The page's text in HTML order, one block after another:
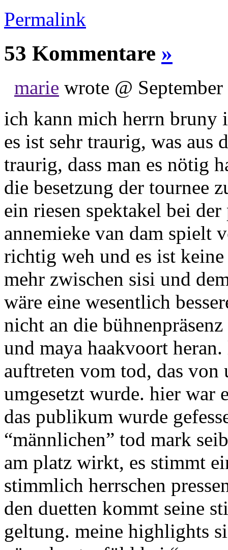
Permalink
53 Kommentare »
marie wrote @
ich kann mich herrn bruny
es ist sehr traurig, was aus
traurig, dass man es nötig
die besetzung der tournee
ein riesen spektakel bei
annemieke van dam spielt
richtig weh und es ist
mehr zwischen sisi und
wäre eine wesentlich
nicht an die
und maya haakvoort
auftreten vom tod, das
umgesetzt wurde. hier war
das publikum wurde
“männlichen” tod mark
am platz wirkt, es stimmt
stimmlich herrschen
den duetten kommt seine
geltung. meine highlights